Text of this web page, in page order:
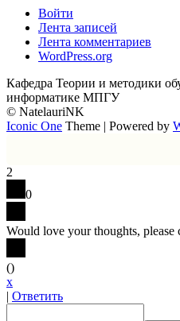
Войти
Лента записей
Лента комментариев
WordPress.org
Кафедра Теории и методики
информатике МПГУ
© NatelauriNK
Iconic One Theme | Powered by
2
0
Would love your thoughts, please
()
x
| Ответить